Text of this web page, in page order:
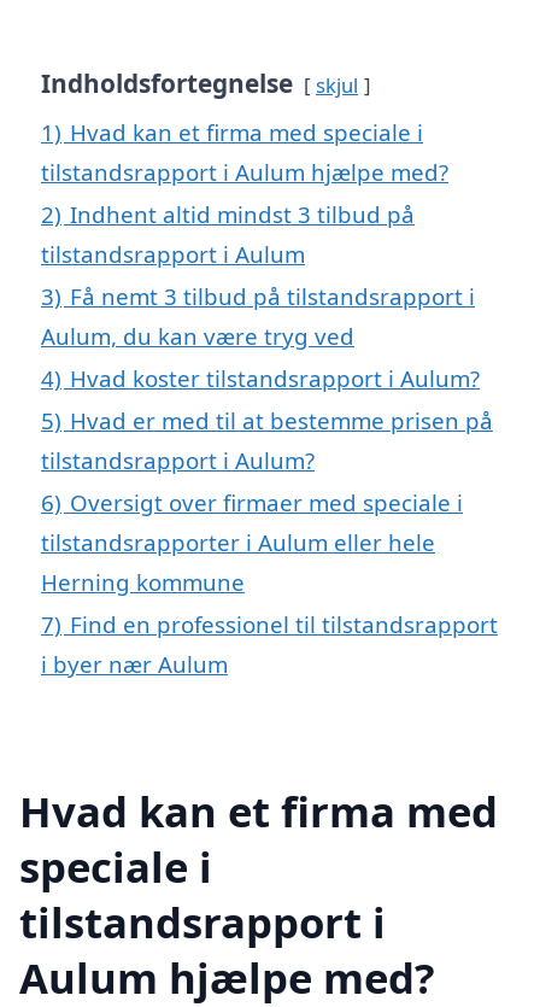
Indholdsfortegnelse skjul
1) Hvad kan et firma med speciale i
tilstandsrapport i Aulum hjælpe med?
2) Indhent altid mindst 3 tilbud på
tilstandsrapport i Aulum
3) Få nemt 3 tilbud på tilstandsrapport i
Aulum, du kan være tryg ved
4) Hvad koster tilstandsrapport i Aulum?
5) Hvad er med til at bestemme prisen på
tilstandsrapport i Aulum?
6) Oversigt over firmaer med speciale i
tilstandsrapporter i Aulum eller hele
Herning kommune
7) Find en professionel til tilstandsrapport
i byer nær Aulum
Hvad kan et firma med
speciale i
tilstandsrapport i
Aulum hjælpe med?